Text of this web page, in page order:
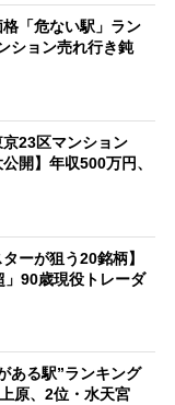
格「危ない駅」ラン
ション売れ行き鈍
京23区マンション
開】年収500万円、
ーが狙う20銘柄】
」90歳現役トレーダ
ある駅”ランキング
原、2位・水天宮